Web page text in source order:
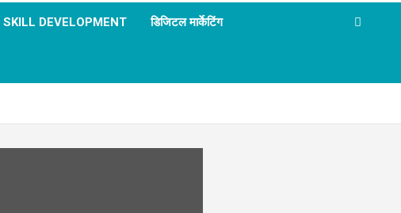
SKILL DEVELOPMENT डिजिटल मार्केटिंग